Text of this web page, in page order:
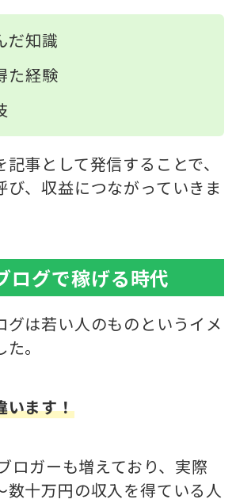
だ知識
た経験
事として発信することで、
び、収益につながっていきま
ログで稼げる時代
グは若い人のものというイメ
。
います！
ロガーも増えており、実際
数十万円の収入を得ている人